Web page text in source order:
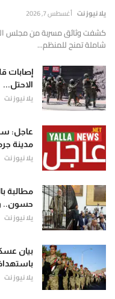
يلا نيوز نت أغسطس 7, 2026
كشفت وثائق مسربة من مجلس
شاملة تمنح للمنظم...
الاحتل...
يلا نيوز نت
عاجل:
مدينة
يلا نيوز نت
مطالبة
حسون..
يلا نيوز نت
بيان
يلا نيوز نت